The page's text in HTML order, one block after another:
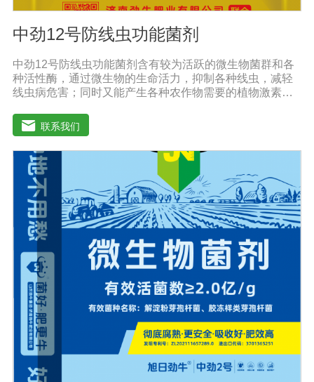
中劲12号防线虫功能菌剂
中劲12号防线虫功能菌剂含有较为活跃的微生物菌群和各
种活性酶，通过微生物的生命活力，抑制各种线虫，减轻
线虫病危害；同时又能产生各种农作物需要的植物激素、
并且能产生抗生素，系统防伪酶等多种物质，间接达到促
进植物生长。【产品功能】 1、本产品利用微生物自身的
寄生作用，并释放出对线虫、细菌、真菌等具有杀灭作用
的化学物质，再辅助特殊增效剂，能快速、高效杀灭线虫
和作物真菌、细菌病害。不仅有效地预防和控制多种作物
根结线虫、胞囊线虫、茎线虫等线虫病的危害。2、抑制各
种线虫，减轻线虫病危害；3、改善作物根部微生态环境，
活化土壤，促进植株正常生长；4、激活根部受损细胞，快
速恢复根系生理机能，预防根系因线虫的危害导致的烂
联系我们